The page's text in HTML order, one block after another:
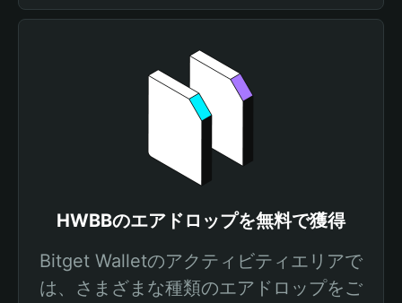
HWBBのエアドロップを無料で獲得
Bitget Walletのアクティビティエリアで
は、さまざまな種類のエアドロップをご